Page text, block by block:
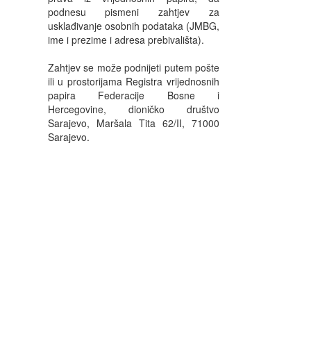
podnesu pismeni zahtjev za
usklađivanje osobnih podataka (JMBG,
ime i prezime i adresa prebivališta).
Zahtjev se može podnijeti putem pošte
ili u prostorijama Registra vrijednosnih
papira Federacije Bosne i
Hercegovine, dioničko društvo
Sarajevo, Maršala Tita 62/II, 71000
Sarajevo.